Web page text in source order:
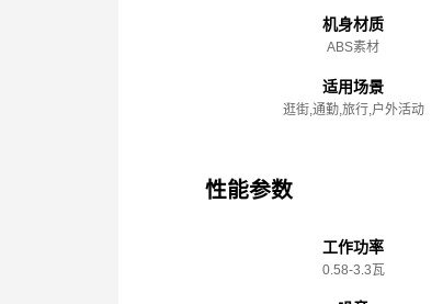
机身材质
ABS素材
适用场景
逛街,通勤,旅行,户外活动
性能参数
工作功率
0.58-3.3瓦